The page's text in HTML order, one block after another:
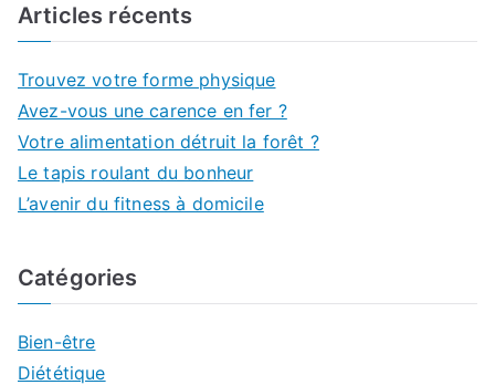
Articles récents
Trouvez votre forme physique
Avez-vous une carence en fer ?
Votre alimentation détruit la forêt ?
Le tapis roulant du bonheur
L’avenir du fitness à domicile
Catégories
Bien-être
Diététique